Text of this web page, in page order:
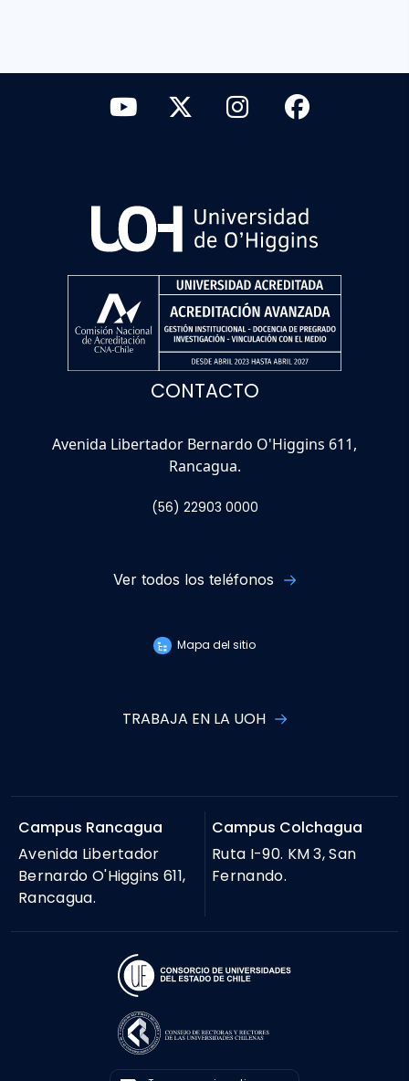
CONTACTO
Avenida Libertador Bernardo O'Higgins 611,
Rancagua.
(56) 22903 0000
Ver todos los teléfonos
Mapa del sitio
TRABAJA EN LA UOH
Campus Rancagua
Avenida Libertador
Bernardo O'Higgins 611,
Rancagua.
Campus Colchagua
Ruta I-90. KM 3, San
Fernando.